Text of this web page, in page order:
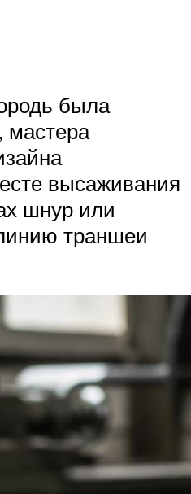
была
мастера
высаживания
шнур или
траншеи